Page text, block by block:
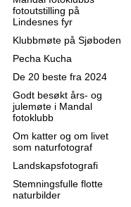
fotoutstilling på
Lindesnes fyr
Klubbmøte på Sjøboden
Pecha Kucha
De 20 beste fra 2024
Godt besøkt års- og
julemøte i Mandal
fotoklubb
Om katter og om livet
som naturfotograf
Landskapsfotografi
Stemningsfulle flotte
naturbilder